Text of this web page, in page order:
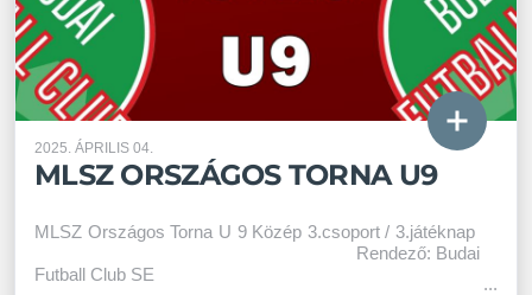
2025. ÁPRILIS 04.
MLSZ ORSZÁGOS TORNA U9
MLSZ Országos Torna U 9 Közép 3.csoport / 3.játéknap
Rendező: Budai
Futball Club SE